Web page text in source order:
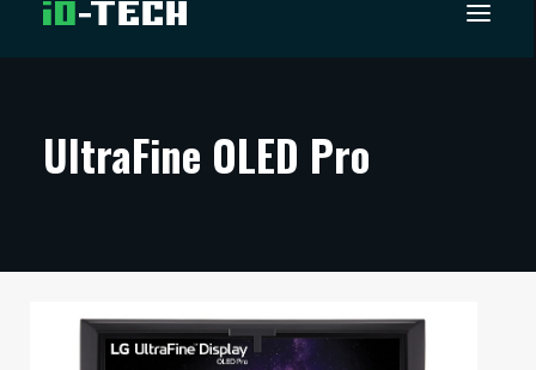
ARTIKKELIT
TECHBBS
UltraFine OLED Pro